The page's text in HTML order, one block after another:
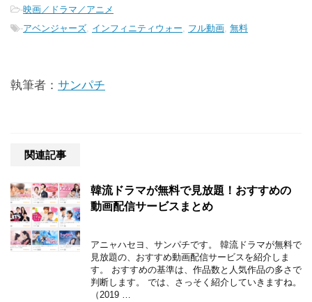
-映画／ドラマ／アニメ
-アベンジャーズ, インフィニティウォー, フル動画, 無料
執筆者： サンパチ
関連記事
韓流ドラマが無料で見放題！おすすめの
動画配信サービスまとめ
アニャハセヨ、サンパチです。 韓流ドラマが無料で
見放題の、おすすめ動画配信サービスを紹介しま
す。 おすすめの基準は、作品数と人気作品の多さで
判断します。 では、さっそく紹介していきますね。
（2019 …